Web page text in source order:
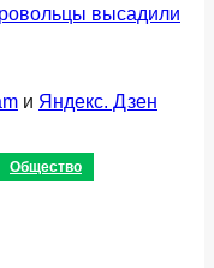
высадили
и Яндекс. Дзен
Общество